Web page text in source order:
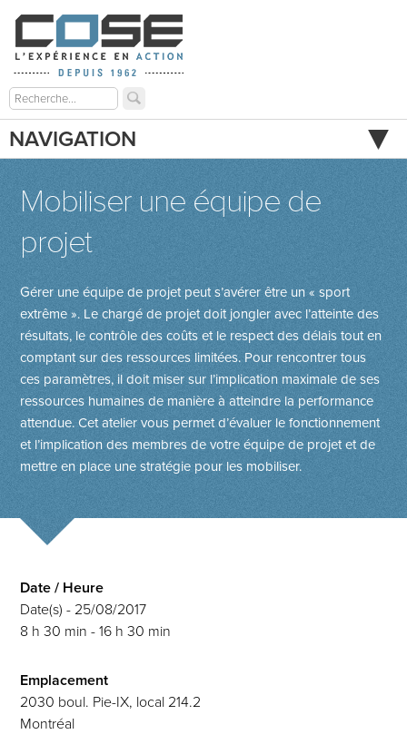
NAVIGATION
Mobiliser une équipe de
projet
Gérer une équipe de projet peut s’avérer être un « sport
extrême ». Le chargé de projet doit jongler avec l’atteinte des
résultats, le contrôle des coûts et le respect des délais tout en
comptant sur des ressources limitées. Pour rencontrer tous
ces paramètres, il doit miser sur l’implication maximale de ses
ressources humaines de manière à atteindre la performance
attendue. Cet atelier vous permet d’évaluer le fonction­nement
et l’implication des membres de votre équipe de projet et de
mettre en place une stratégie pour les mobiliser.
Date / Heure
Date(s) - 25/08/2017
8 h 30 min - 16 h 30 min
Emplacement
2030 boul. Pie-IX, local 214.2
Montréal